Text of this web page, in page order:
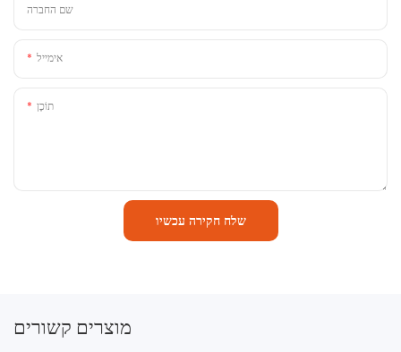
שם החברה
אימייל
תוֹכֶן
שלח חקירה עכשיו
מוצרים קשורים